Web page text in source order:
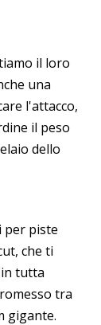
il loro
una
l'attacco,
il peso
dello
per piste
che ti
tutta
tra
gigante.